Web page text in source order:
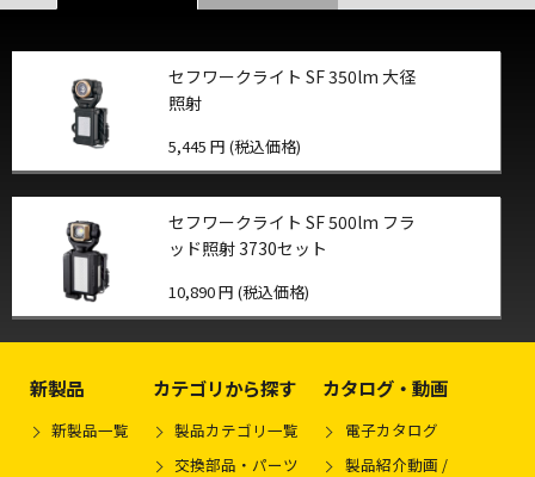
セフワークライト SF 350lm 大径
照射
5,445 円 (税込価格)
セフワークライト SF 500lm フラ
ッド照射 3730セット
10,890 円 (税込価格)
新製品
新製品一覧
カテゴリから探す
製品カテゴリ一覧
交換部品・パーツ
カタログ・動画
電子カタログ
製品紹介動画 /